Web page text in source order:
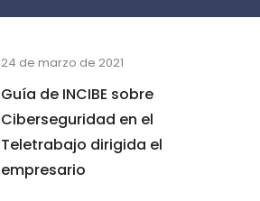
24 de marzo de 2021
Guía de INCIBE sobre
Ciberseguridad en el
Teletrabajo dirigida el
empresario